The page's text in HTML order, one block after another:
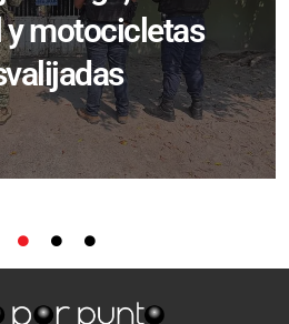
y motocicletas